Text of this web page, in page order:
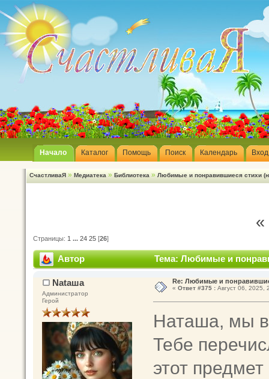
Начало Каталог Помощь Поиск Календарь Вход
СчастливаЯ » Медиатека » Библиотека » Любимые и понравившиеся стихи
Страницы: 1 ... 24 25 [26]
Автор Тема: Любимые и
Nataшa
Администратор
Герой
Re: Любимые и
« Ответ #375 :Август 06, 2025,
Наташа, мы
Тебе
этот